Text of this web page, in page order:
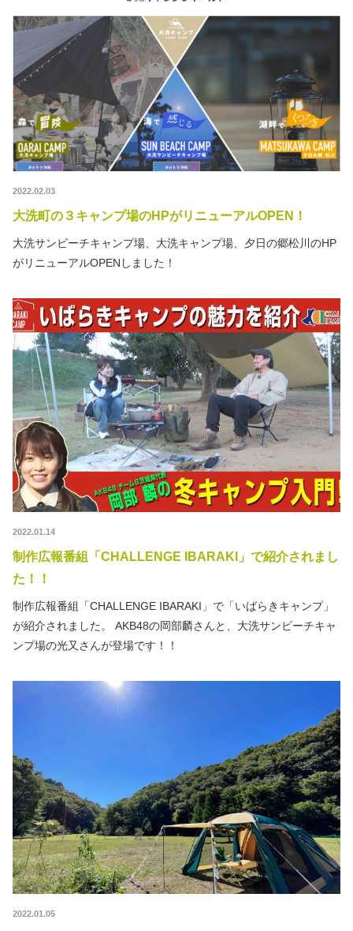
2022.02.03
大洗町の３キャンプ場のHPがリニューアルOPEN！
大洗サンビーチキャンプ場、大洗キャンプ場、夕日の郷松川のHP
がリニューアルOPENしました！
2022.01.14
制作広報番組「CHALLENGE IBARAKI」で紹介されまし
た！！
制作広報番組「CHALLENGE IBARAKI」で「いばらきキャンプ」
が紹介されました。 AKB48の岡部麟さんと、大洗サンビーチキャ
ンプ場の光又さんが登場です！！
2022.01.05